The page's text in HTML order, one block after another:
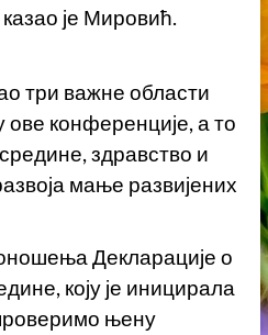
је Мировић.
три важне области
ове конференције, а то
здравство и
мање развијених
Декларације о
коју је иницирала
њену